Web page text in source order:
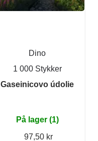
Dino
1 000 Stykker
Gaseinicovo údolie
På lager (1)
97,50 kr